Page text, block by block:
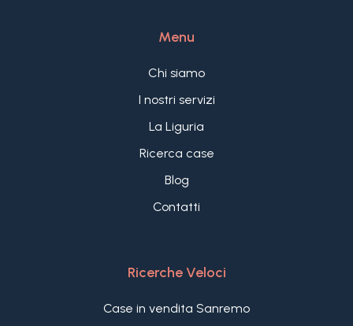
Menu
Chi siamo
I nostri servizi
La Liguria
Ricerca case
Blog
Contatti
Ricerche Veloci
Case in vendita Sanremo